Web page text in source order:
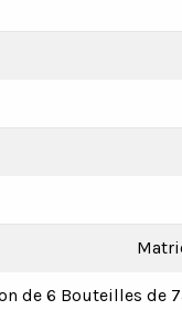
de 6 Bouteilles de